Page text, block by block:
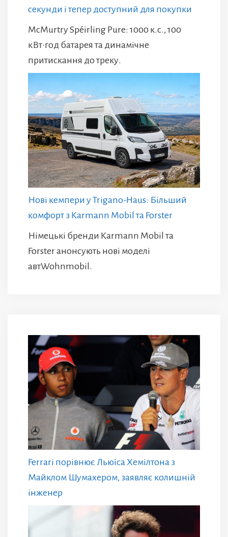
секунди і тепер доступний для покупки
McMurtry Spéirling Pure: 1000 к.с., 100
кВт·год батарея та динамічне
притискання до треку.
Нові кемпери у Trigano-Haus: Більший
комфорт з Karmann Mobil та Forster
Німецькі бренди Karmann Mobil та
Forster анонсують нові моделі
автWohnmobil.
Ferrari порівнює Льюїса Хемілтона з
Майклом Шумахером, заявляє колишній
інженер